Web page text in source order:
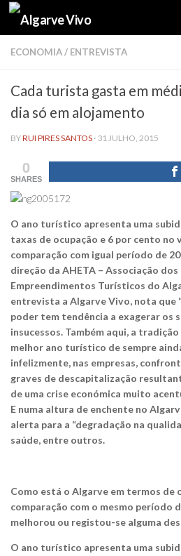
Skip to content
ECONOMIA/ ENTREVISTA
Cada turista gasta em
dia só em alojamento
BYRUI PIRES SANTOS · 31 JULHO, 2015
0
SHARES
O ano turístico apresenta uma
taxas de ocupação e 6 por cento no
comparação com igual período de
direção da AHETA – Associação
Empreendimentos Turísticos do
entrevista a Algarve Vivo, nota que
poder tem tendência a exagerar os
insucessos. Também aqui, a
melhor ano turístico de sempre
infelizmente, nas empresas,
graves de descapitalização
de uma crise económica muito
E numa altura de enchente no
alerta para a “degradação na
saúde, entre outros.
Como está o Algarve em termos de
comparação com o mesmo período
melhorou ou registou-se alguma
O ano turístico apresenta uma